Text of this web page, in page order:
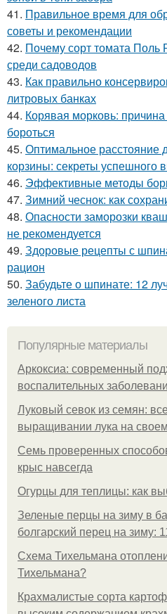
41. Правильное время для
советы и рекомендации
42. Почему сорт томата Поль
среди садоводов
43. Как правильно
литровых банках
44. Корявая морковь:
бороться
45. Оптимальное расстояние
корзины: секреты успешного
46. Эффективные методы
47. Зимний чеснок: как
48. Опасности заморозки
не рекомендуется
49. Здоровые рецепты с
рацион
50. Забудьте о шпинате: 12
зеленого листа
Популярные материалы
Аркоксиа: современный
воспалительных
Луковый севок из семян:
выращивании лука на
Семь проверенных
крыс навсегда
Огурцы для теплицы: как
Зеленые перцы на зиму в
болгарский перец на зиму:
Схема Тихельмана
Тихельмана?
Крахмалистые сорта